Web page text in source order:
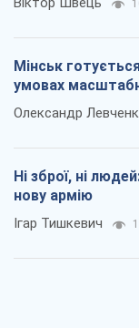
Мінськ
умовах
Олександр
Ні зброї, ні
нову армію
Ігар Тишкевич